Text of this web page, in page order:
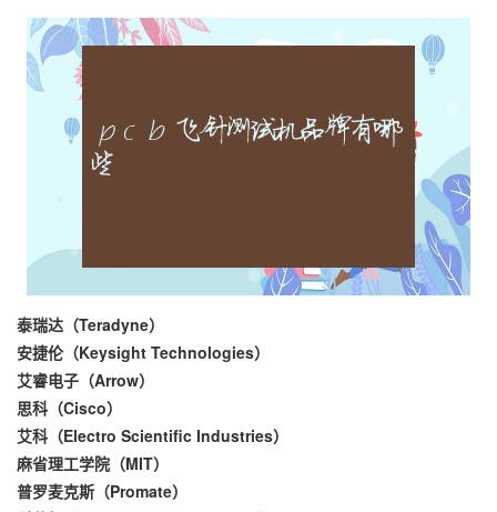
泰瑞达（Teradyne）
安捷伦（Keysight Technologies）
艾睿电子（Arrow）
思科（Cisco）
艾科（Electro Scientific Industries）
麻省理工学院（MIT）
普罗麦克斯（Promate）